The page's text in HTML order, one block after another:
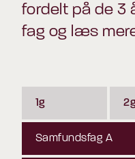
fordelt på de 3
fag og læs
1g
Samfundsfag A